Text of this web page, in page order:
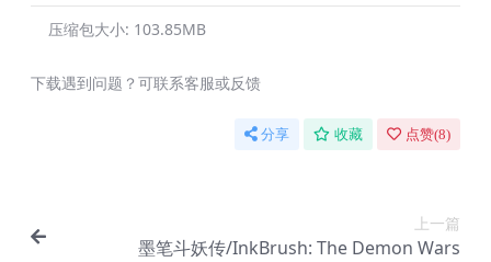
压缩包大小: 103.85MB
下载遇到问题？可联系客服或反馈
分享 收藏 点赞(8)
上一篇
墨笔斗妖传/InkBrush: The Demon Wars